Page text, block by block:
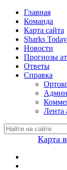
Главная
Команда
Карта сайта
Sharks Today
Новости
Прогнозы
Ответы
Справка
Лента
Карта